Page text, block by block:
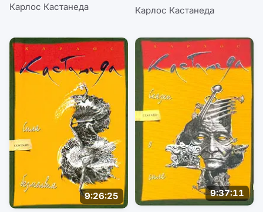
Карлос Кастанеда Карлос Кастанеда
9:26:25 9:37:11